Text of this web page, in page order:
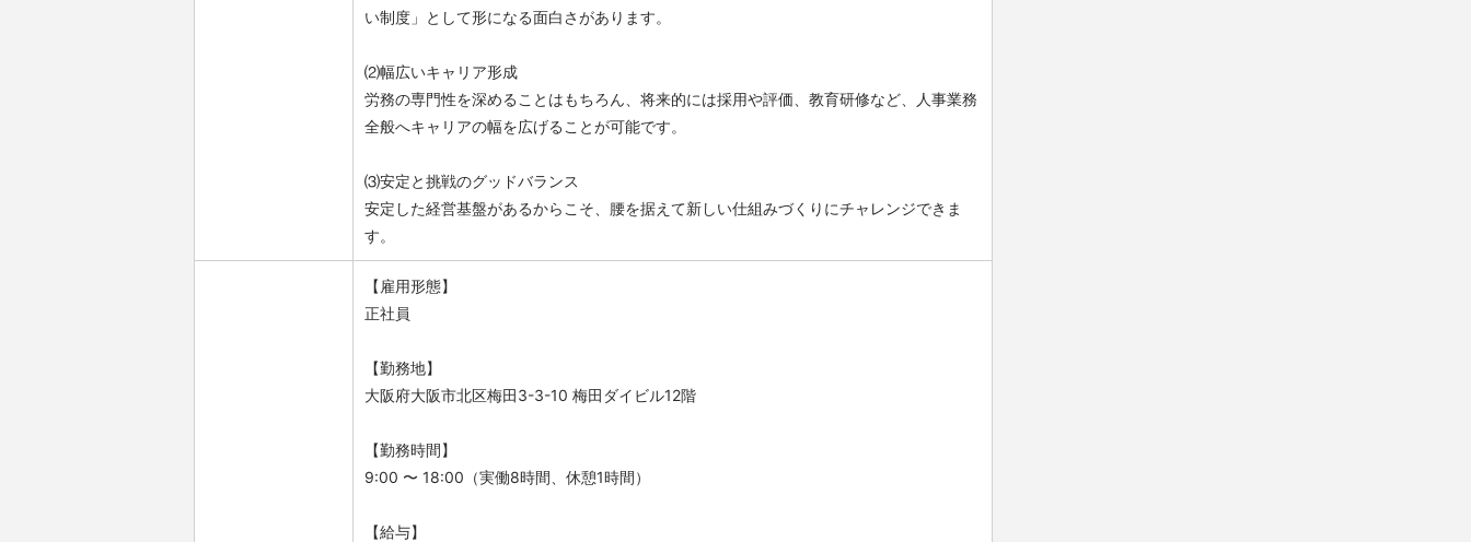
い制度」として形になる面白さがあります。
⑵幅広いキャリア形成
労務の専門性を深めることはもちろん、将来的には採用や評価、教育研修など、人事業務
全般へキャリアの幅を広げることが可能です。
⑶安定と挑戦のグッドバランス
安定した経営基盤があるからこそ、腰を据えて新しい仕組みづくりにチャレンジできま
す。
【雇用形態】
正社員
【勤務地】
大阪府大阪市北区梅田3-3-10 梅田ダイビル12階
【勤務時間】
9:00 〜 18:00（実働8時間、休憩1時間）
【給与】